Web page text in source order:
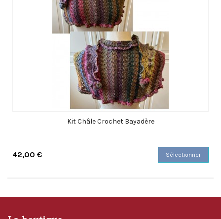
Kit Châle Crochet Bayadère
42,00 € Sélectionner